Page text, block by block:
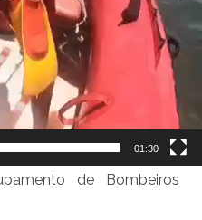
01:30
de Bombeiros